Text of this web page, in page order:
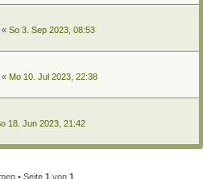
« So 3. Sep 2023, 08:53
« Mo 10. Jul 2023, 22:38
18. Jun 2023, 21:42
• Seite 1 von 1